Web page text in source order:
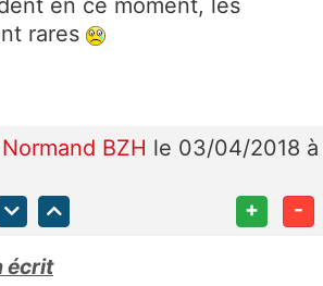
en ce moment, les
rares
Normand BZH le 03/04/2018 à
+ -
écrit